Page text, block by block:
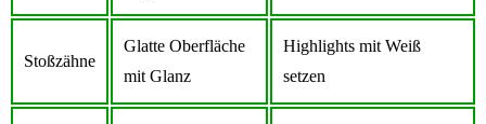
Stoßzähne
Glatte Oberfläche
mit Glanz
Highlights mit Weiß
setzen